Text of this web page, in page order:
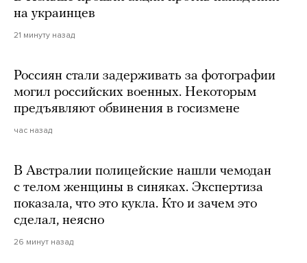
на украинцев
21 минуту назад
Россиян стали задерживать за фотографии
могил российских военных. Некоторым
предъявляют обвинения в госизмене
час назад
В Австралии полицейские нашли чемодан
с телом женщины в синяках. Экспертиза
показала, что это кукла. Кто и зачем это
сделал, неясно
26 минут назад